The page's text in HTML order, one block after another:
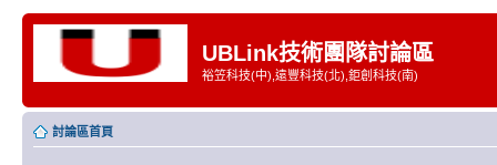
UBLink技術團隊討論區
裕笠科技(中),遠豐科技(北),鉅創科技(南)
討論區首頁